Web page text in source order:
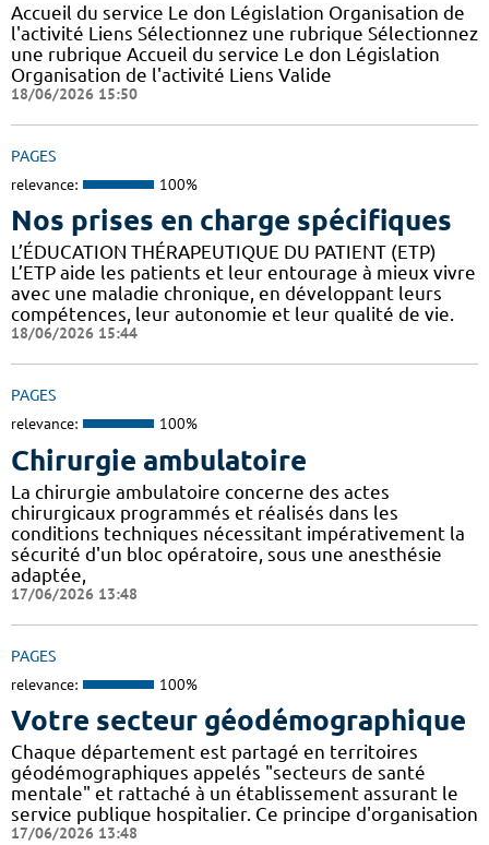
Accueil du service Le don Législation Organisation de
l'activité Liens Sélectionnez une rubrique Sélectionnez
une rubrique Accueil du service Le don Législation
Organisation de l'activité Liens Valide
18/06/2026 15:50
PAGES
relevance: 100%
Nos prises en charge spécifiques
L’ÉDUCATION THÉRAPEUTIQUE DU PATIENT (ETP)
L’ETP aide les patients et leur entourage à mieux vivre
avec une maladie chronique, en développant leurs
compétences, leur autonomie et leur qualité de vie.
18/06/2026 15:44
PAGES
relevance: 100%
Chirurgie ambulatoire
La chirurgie ambulatoire concerne des actes
chirurgicaux programmés et réalisés dans les
conditions techniques nécessitant impérativement la
sécurité d'un bloc opératoire, sous une anesthésie
adaptée,
17/06/2026 13:48
PAGES
relevance: 100%
Votre secteur géodémographique
Chaque département est partagé en territoires
géodémographiques appelés "secteurs de santé
mentale" et rattaché à un établissement assurant le
service publique hospitalier. Ce principe d'organisation
17/06/2026 13:48